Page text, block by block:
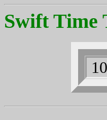
Swift Time
10